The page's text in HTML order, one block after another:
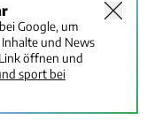
Google, um
und News
öffnen und
sport bei